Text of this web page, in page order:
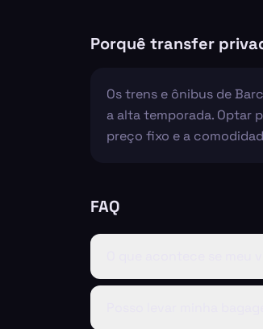
Porquê transfer
Os trens e ônibus de
a alta temporada. Optar
preço fixo e a
FAQ